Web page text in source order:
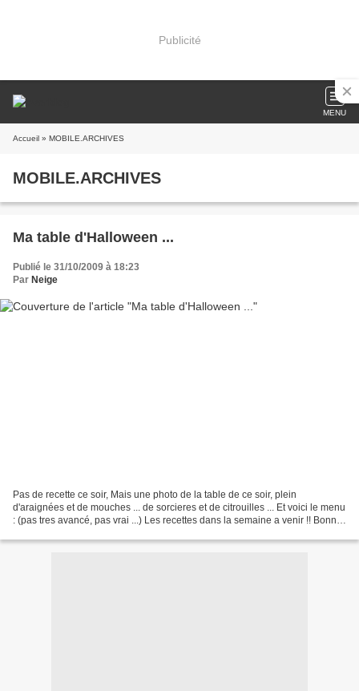
Publicité
MENU
Accueil » MOBILE.ARCHIVES
MOBILE.ARCHIVES
Ma table d'Halloween ...
Publié le 31/10/2009 à 18:23
Par Neige
Pas de recette ce soir, Mais une photo de la table de ce soir, plein
d'araignées et de mouches ... de sorcieres et de citrouilles ... Et voici le menu
: (pas tres avancé, pas vrai ...) Les recettes dans la semaine a venir !! Bonne